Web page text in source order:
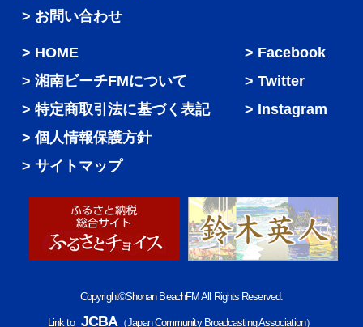
> お問い合わせ
HOME
湘南ビーチFMについて
特定商取引法に基づく表記
個人情報保護方針
サイトマップ
Facebook
Twitter
Instagram
Copyright©Shonan BeachFM All Rights Reserved.
Link to JCBA（Japan Community Broadcasting Association）